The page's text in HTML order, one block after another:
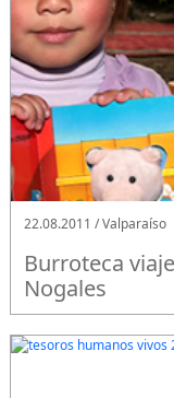
22.08.2011 / Valparaíso
Burroteca
Nogales